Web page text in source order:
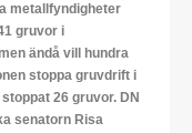
metallfyndigheter
gruvor i
ändå vill hundra
stoppa gruvdrift i
26 gruvor. DN
senatorn Risa